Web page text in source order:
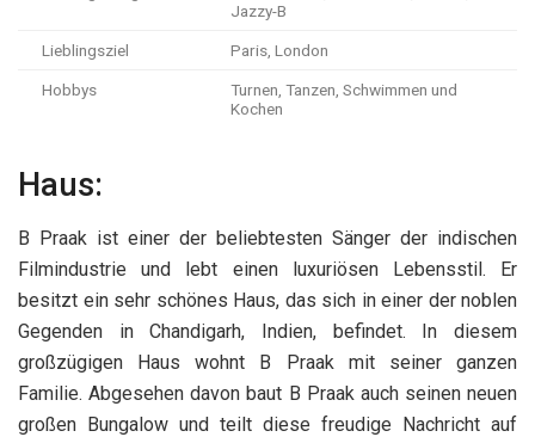
Jazzy-B
Lieblingsziel Paris, London
Hobbys
Turnen, Tanzen, Schwimmen und
Kochen
Haus:
B Praak ist einer der beliebtesten Sänger der indischen
Filmindustrie und lebt einen luxuriösen Lebensstil. Er
besitzt ein sehr schönes Haus, das sich in einer der noblen
Gegenden in Chandigarh, Indien, befindet. In diesem
großzügigen Haus wohnt B Praak mit seiner ganzen
Familie. Abgesehen davon baut B Praak auch seinen neuen
großen Bungalow und teilt diese freudige Nachricht auf